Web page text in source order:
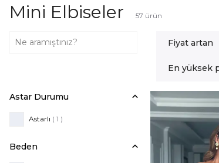
Mini Elbiseler 57 ürün
Fiyat artan
En yüksek
Astar Durumu
Astarlı ( 1 )
Beden